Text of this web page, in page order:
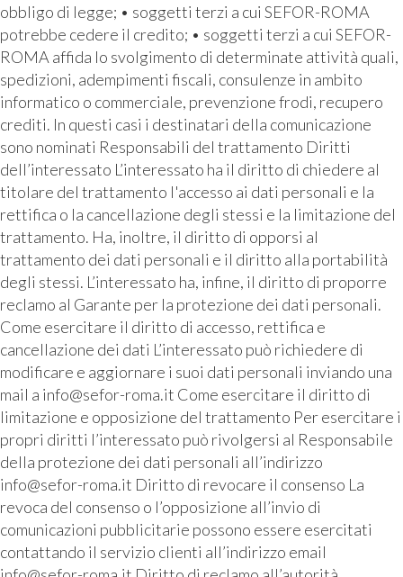
obbligo di legge; • soggetti terzi a cui SEFOR-ROMA
potrebbe cedere il credito; • soggetti terzi a cui SEFOR-
ROMA affida lo svolgimento di determinate attività quali,
spedizioni, adempimenti fiscali, consulenze in ambito
informatico o commerciale, prevenzione frodi, recupero
crediti. In questi casi i destinatari della comunicazione
sono nominati Responsabili del trattamento Diritti
dell’interessato L’interessato ha il diritto di chiedere al
titolare del trattamento l'accesso ai dati personali e la
rettifica o la cancellazione degli stessi e la limitazione del
trattamento. Ha, inoltre, il diritto di opporsi al
trattamento dei dati personali e il diritto alla portabilità
degli stessi. L’interessato ha, infine, il diritto di proporre
reclamo al Garante per la protezione dei dati personali.
Come esercitare il diritto di accesso, rettifica e
cancellazione dei dati L’interessato può richiedere di
modificare e aggiornare i suoi dati personali inviando una
mail a info@sefor-roma.it Come esercitare il diritto di
limitazione e opposizione del trattamento Per esercitare i
propri diritti l’interessato può rivolgersi al Responsabile
della protezione dei dati personali all’indirizzo
info@sefor-roma.it Diritto di revocare il consenso La
revoca del consenso o l’opposizione all’invio di
comunicazioni pubblicitarie possono essere esercitati
contattando il servizio clienti all’indirizzo email